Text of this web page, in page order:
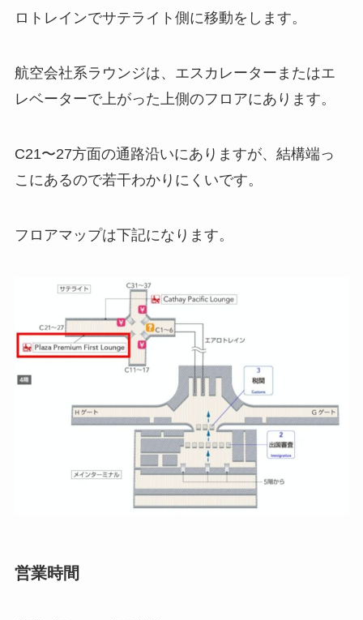
ロトレインでサテライト側に移動をします。
航空会社系ラウンジは、エスカレーターまたはエ
レベーターで上がった上側のフロアにあります。
C21〜27方面の通路沿いにありますが、結構端っ
こにあるので若干わかりにくいです。
フロアマップは下記になります。
営業時間